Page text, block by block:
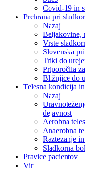
Covid-19 in
Prehrana pri
Nazaj
Beljakovine,
Vrste
Slovenska
Triki do
Priporočila
Bližnjice do
Telesna kondicija
Nazaj
dejavnost
Aerobna
Anaerobna
Raztezanje
Sladkorna
Pravice pacientov
Viri